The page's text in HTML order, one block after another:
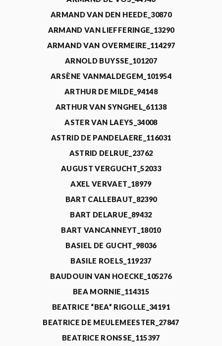
ARMAND VAN DEN HEEDE_30870
ARMAND VAN LIEFFERINGE_13290
ARMAND VAN OVERMEIRE_114297
ARNOLD BUYSSE_101207
ARSÈNE VANMALDEGEM_101954
ARTHUR DE MILDE_94148
ARTHUR VAN SYNGHEL_61138
ASTER VAN LAEYS_34008
ASTRID DE PANDELAERE_116031
ASTRID DELRUE_23762
AUGUST VERGUCHT_52033
AXEL VERVAET_18979
BART CALLEBAUT_82390
BART DELARUE_89432
BART VANCANNEYT_18010
BASIEL DE GUCHT_98036
BASILE ROELS_119237
BAUDOUIN VAN HOECKE_105276
BEA MORNIE_114315
BEATRICE “BEA” RIGOLLE_34191
BEATRICE DE MEULEMEESTER_27847
BEATRICE RONSSE_115397